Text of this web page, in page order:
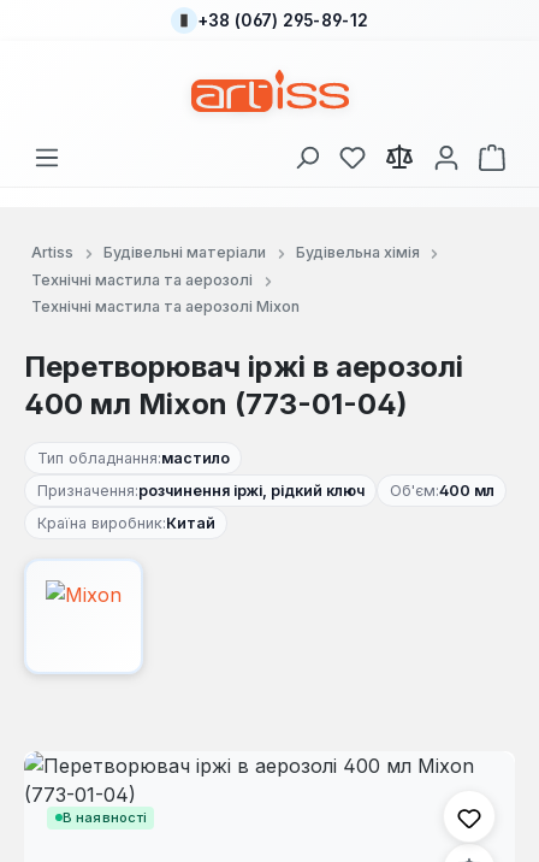
Перейти до основного вмісту
+38 (067) 295-89-12
У вас є 0 у списку
Artiss Будівельні матеріали
Будівельна хімія
Технічні мастила та аерозолі
Технічні мастила та аерозолі Mixon
Перетворювач іржі в аерозолі
400 мл Mixon (773-01-04)
Тип обладнання:мастило
Призначення:розчинення іржі, рідкий ключ Об'єм:400 мл
Країна виробник:Китай
В наявності
Пропустити галерею зображень